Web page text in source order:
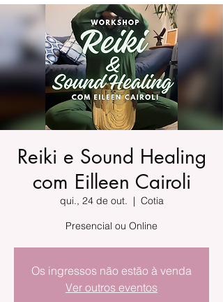
Reiki e Sound Healing
com Eilleen Cairoli
qui., 24 de out.
  |
Cotia
Presencial ou Online
Os ingressos não estão à venda
Ver outros eventos